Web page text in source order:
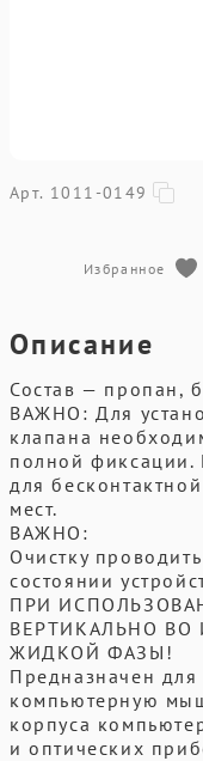
Арт. 1011-0149
Избранное
Описание
Состав — пропан,
ВАЖНО: Для
клапана
полной фиксации.
для
мест.
ВАЖНО:
Очистку
состоянии
ПРИ
ВЕРТИКАЛЬНО ВО
ЖИДКОЙ ФАЗЫ!
Предназначен для
компьютерную
корпуса
и оптических